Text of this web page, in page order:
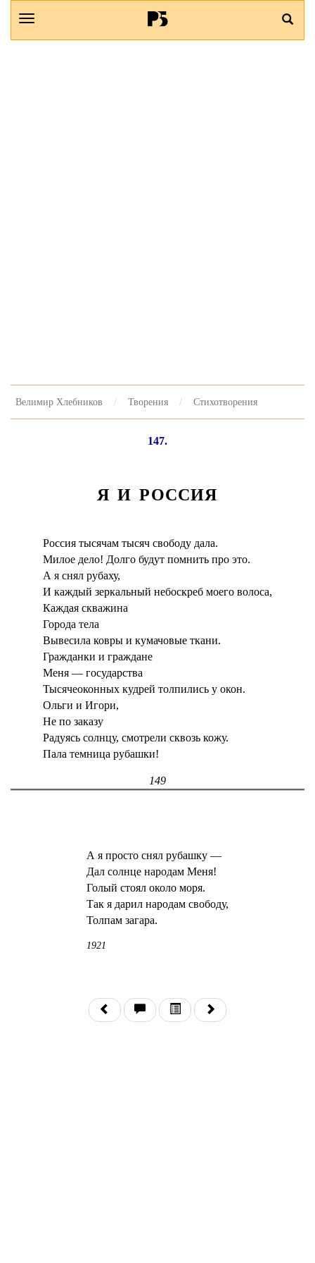
Велимир Хлебников Творения Стихотворения
147.
Я И РОССИЯ
Россия тысячам тысяч свободу дала.
Милое дело! Долго будут помнить про это.
А я снял рубаху,
И каждый зеркальный небоскреб моего волоса,
Каждая скважина
Города тела
Вывесила ковры и кумачовые ткани.
Гражданки и граждане
Меня — государства
Тысячеоконных кудрей толпились у окон.
Ольги и Игори,
Не по заказу
Радуясь солнцу, смотрели сквозь кожу.
Пала темница рубашки!
149
А я просто снял рубашку —
Дал солнце народам Меня!
Голый стоял около моря.
Так я дарил народам свободу,
Толпам загара.
1921